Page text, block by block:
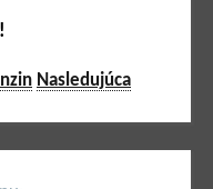
Nasledujúca